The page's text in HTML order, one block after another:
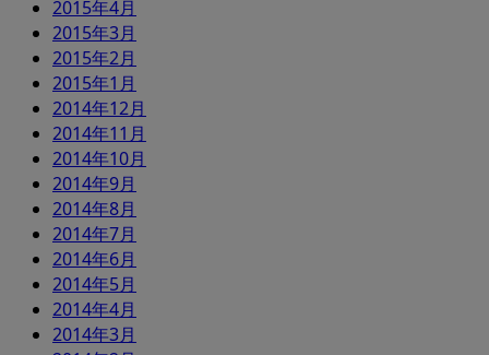
2015年4月
2015年3月
2015年2月
2015年1月
2014年12月
2014年11月
2014年10月
2014年9月
2014年8月
2014年7月
2014年6月
2014年5月
2014年4月
2014年3月